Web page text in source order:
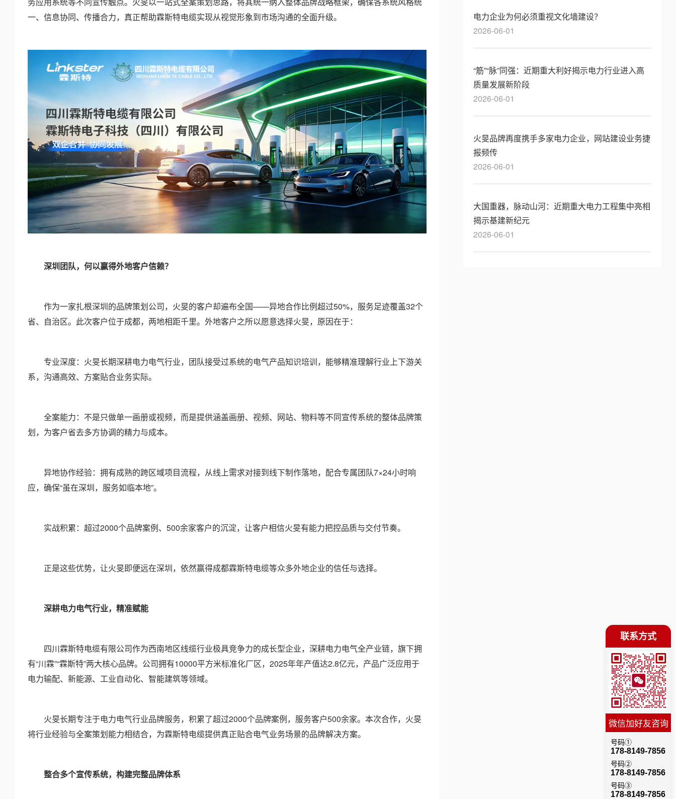
一、信息协同、传播合力，真正帮助霖斯特电缆实现从视觉形象到市场沟通的全面升级。
深圳团队，何以赢得外地客户信赖？
作为一家扎根深圳的品牌策划公司，火旻的客户却遍布全国——异地合作比例超过50%，服务足迹覆盖32个
省、自治区。此次客户位于成都，两地相距千里。外地客户之所以愿意选择火旻，原因在于：
专业深度：火旻长期深耕电力电气行业，团队接受过系统的电气产品知识培训，能够精准理解行业上下游关
系，沟通高效、方案贴合业务实际。
全案能力：不是只做单一画册或视频，而是提供涵盖画册、视频、网站、物料等不同宣传系统的整体品牌策
划，为客户省去多方协调的精力与成本。
异地协作经验：拥有成熟的跨区域项目流程，从线上需求对接到线下制作落地，配合专属团队7×24小时响
应，确保“虽在深圳，服务如临本地”。
实战积累：超过2000个品牌案例、500余家客户的沉淀，让客户相信火旻有能力把控品质与交付节奏。
正是这些优势，让火旻即便远在深圳，依然赢得成都霖斯特电缆等众多外地企业的信任与选择。
深耕电力电气行业，精准赋能
四川霖斯特电缆有限公司作为西南地区线缆行业极具竞争力的成长型企业，深耕电力电气全产业链，旗下拥
有“川霖”“霖斯特”两大核心品牌。公司拥有10000平方米标准化厂区，2025年年产值达2.8亿元，产品广泛应用于
电力输配、新能源、工业自动化、智能建筑等领域。
火旻长期专注于电力电气行业品牌服务，积累了超过2000个品牌案例，服务客户500余家。本次合作，火旻
将行业经验与全案策划能力相结合，为霖斯特电缆提供真正贴合电气业务场景的品牌解决方案。
整合多个宣传系统，构建完整品牌体系
电力企业为何必须重视文化墙建设？
2026-06-01
“筋”“脉”同强：近期重大利好揭示电力行业进入高
质量发展新阶段
2026-06-01
火旻品牌再度携手多家电力企业，网站建设业务捷
报频传
2026-06-01
大国重器，脉动山河：近期重大电力工程集中亮相
揭示基建新纪元
2026-06-01
联系方式
微信加好友咨询
号码①
178-8149-7856
号码②
178-8149-7856
号码③
178-8149-7856